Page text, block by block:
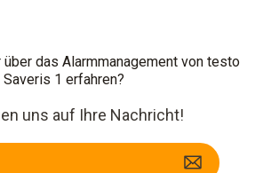
das Alarmmanagement von testo
Saveris 1 erfahren?
uns auf Ihre Nachricht!